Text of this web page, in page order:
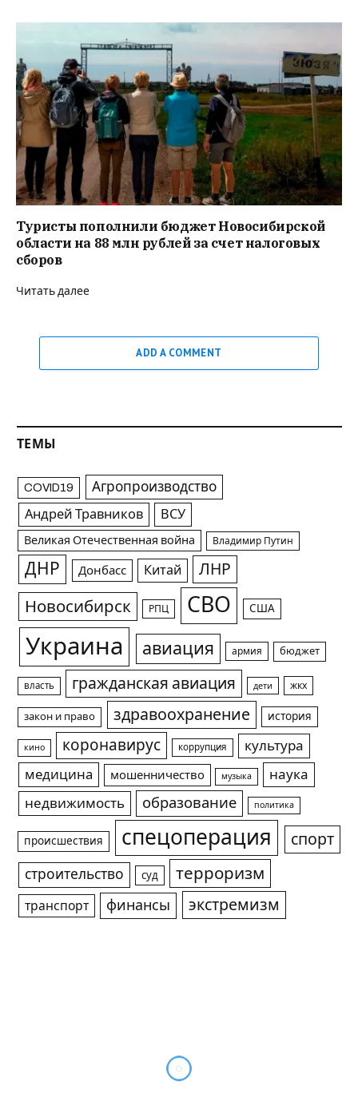
Туристы пополнили бюджет Новосибирской
области на 88 млн рублей за счет налоговых
сборов
Читать далее
ADD A COMMENT
ТЕМЫ
COVID19 Агропроизводство
Андрей Травников ВСУ
Великая Отечественная война Владимир Путин
ДНР Донбасс Китай ЛНР
Новосибирск РПЦ СВО США
Украина авиация армия бюджет
власть гражданская авиация дети жкх
закон и право здравоохранение история
кино коронавирус коррупция
культура
медицина
мошенничество музыка
наука
недвижимость
образование политика
происшествия спецоперация спорт
строительство суд терроризм
транспорт финансы экстремизм